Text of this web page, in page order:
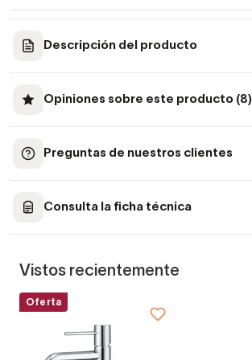
Descripción del producto
Opiniones sobre este producto (8)
Preguntas de nuestros clientes
Consulta la ficha técnica
Vistos recientemente
Oferta